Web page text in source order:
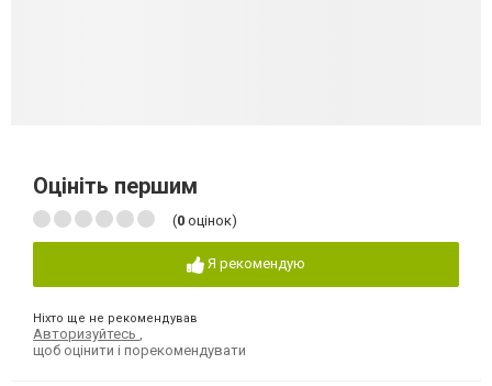
Оцініть першим
(0 оцінок)
Я рекомендую
Ніхто ще не рекомендував
Авторизуйтесь
щоб оцінити і порекомендувати